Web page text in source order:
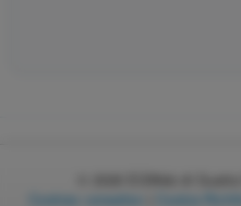
Cookies verwalten